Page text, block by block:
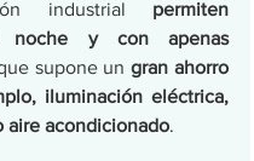
industrial permiten
noche y con apenas
supone un gran ahorro
iluminación eléctrica,
aire acondicionado.